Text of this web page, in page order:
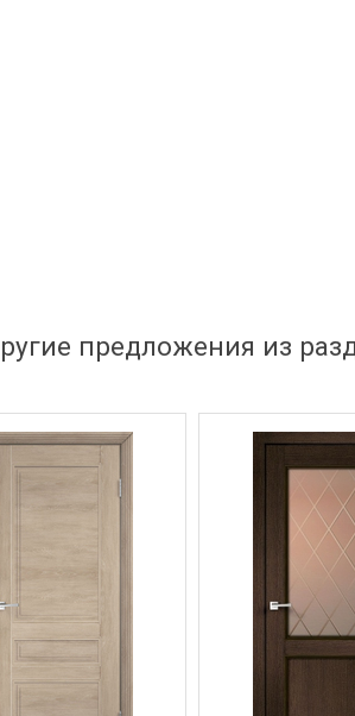
- новинка
2
Завод Velldoris -
- двери с
Soft Touch
предложения из